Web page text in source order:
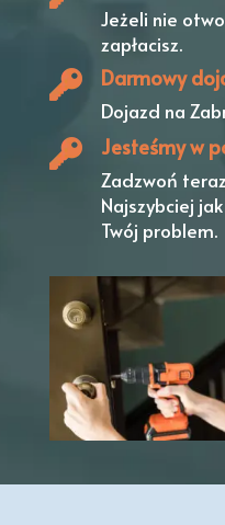
Jeżeli nie
zapłacisz.
Darmowy
Dojazd na
Jesteśmy w
Zadzwoń
Najszybciej
Twój problem.